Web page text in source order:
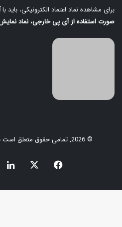
برای مشاهده نماد اعتماد الکترونیکی، باید با
صورت استفاده از آی‌ پی خارجی، نماد
© 2026, تمامی حقوق متعلق است به پتروشیمی دانشمند |